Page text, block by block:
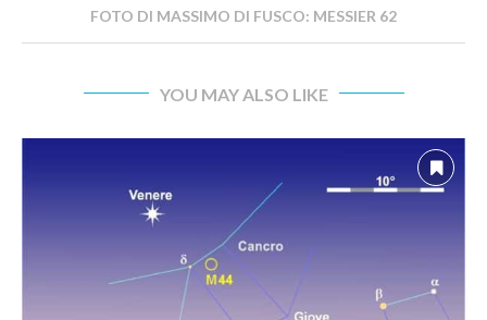
FOTO DI MASSIMO DI FUSCO: MESSIER 62
YOU MAY ALSO LIKE